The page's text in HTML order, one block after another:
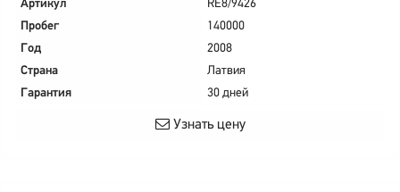
Артикул
RE8/9426
Пробег
140000
Год
2008
Страна
Латвия
Гарантия
30 дней
Узнать цену